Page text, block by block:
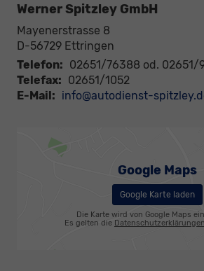
Werner Spitzley GmbH
Mayenerstrasse 8
D-56729 Ettringen
Telefon: 02651/76388 od. 02651/
Telefax: 02651/1052
E-Mail: info@autodienst-
Google Maps
Google Karte laden
Die Karte wird von Google Maps
Es gelten die Datenschutzerklärungen